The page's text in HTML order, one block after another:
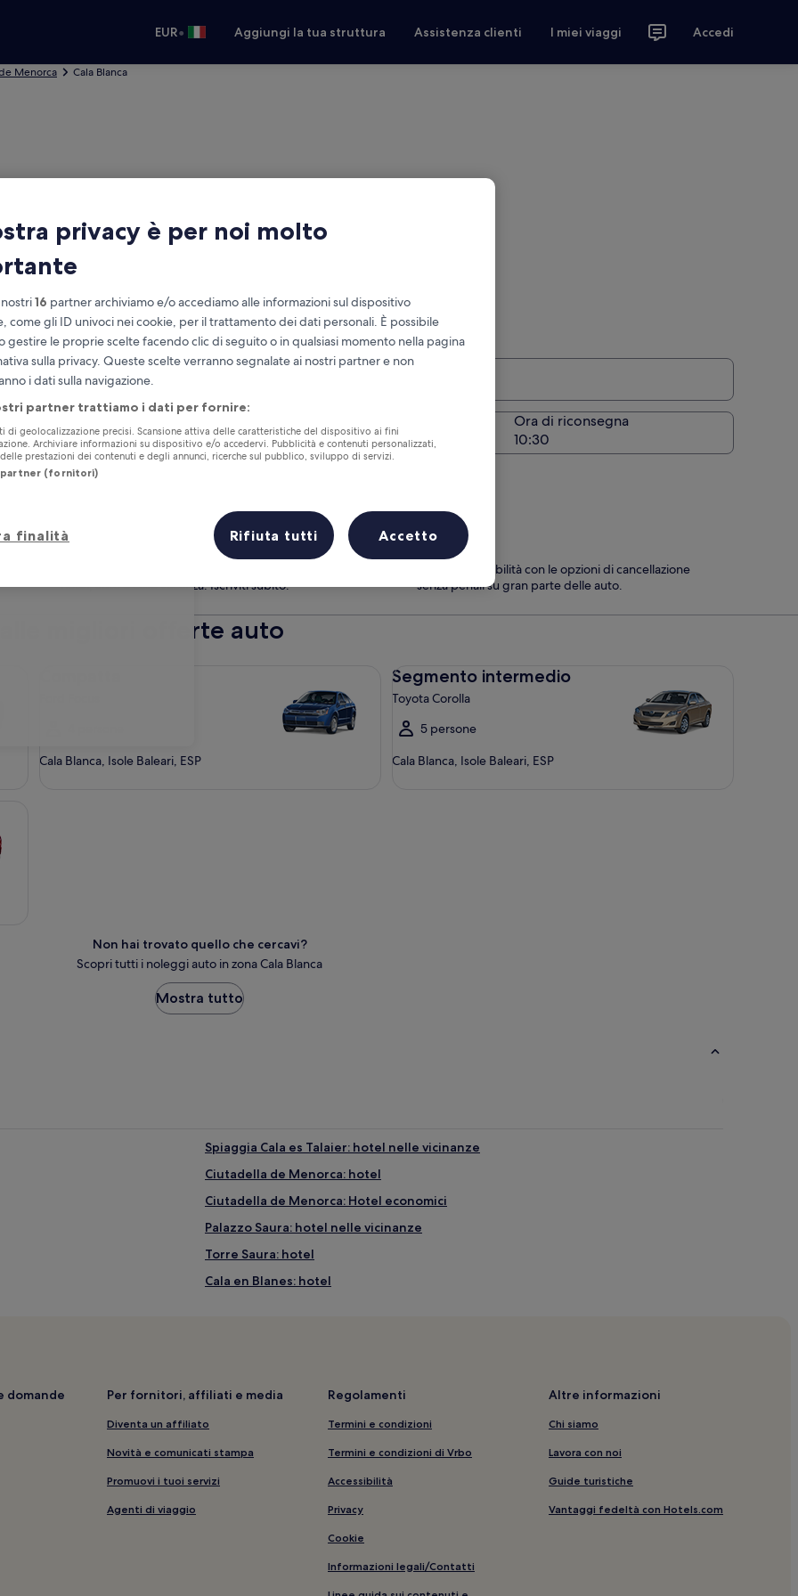
EUR• Aggiungi la tua struttura Assistenza clienti I miei viaggi Accedi
Menorca Cala Blanca
economico
in zona Cala Blanca
Stessa località del ritiro
Stessa località del ritiro
Ora di riconsegna
hotel, auto e case vacanza.Iscriviti subito.Apertura
un’altra
Massima flessibilità con le opzioni di cancellazione
senza penali su gran parte delle auto.
alle migliori offerte auto
Cala Blanca, Isole Baleari, ESP
Segmento intermedio
Toyota Corolla
5 persone
Cala Blanca, Isole Baleari, ESP
Non hai trovato quello che cercavi?
Scopri tutti i noleggi auto in zona Cala Blanca
Mostra tutto
Spiaggia Cala es Talaier: hotel nelle vicinanze
Ciutadella de Menorca: hotel
Ciutadella de Menorca: Hotel economici
Palazzo Saura: hotel nelle vicinanze
Torre Saura: hotel
Cala en Blanes: hotel
Lithica: hotel nelle vicinanze
Cala Blanca: Hotel con parcheggio
domande
Per fornitori, affiliati e media
Diventa un affiliato
Novità e comunicati stampa
Promuovi i tuoi servizi
Agenti di viaggio
Regolamenti
Termini e condizioni
Termini e condizioni di Vrbo
Accessibilità
Privacy
Cookie
Informazioni legali/Contatti
Altre informazioni
Chi siamo
Lavora con noi
Guide turistiche
Vantaggi fedeltà con Hotels.com
privacy è per noi molto
16 partner archiviamo e/o accediamo alle informazioni sul dispositivo
come gli ID univoci nei cookie, per il trattamento dei dati personali. È possibile
gestire le proprie scelte facendo clic di seguito o in qualsiasi momento nella pagina
sulla privacy. Queste scelte verranno segnalate ai nostri partner e non
i dati sulla navigazione.
partner trattiamo i dati per fornire:
di geolocalizzazione precisi. Scansione attiva delle caratteristiche del dispositivo ai fini
Archiviare informazioni su dispositivo e/o accedervi. Pubblicità e contenuti personalizzati,
prestazioni dei contenuti e degli annunci, ricerche sul pubblico, sviluppo di servizi.
partner (fornitori)
finalità Rifiuta tutti Accetto